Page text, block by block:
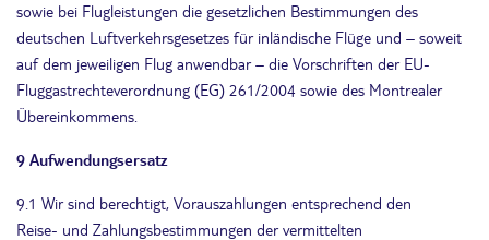
sowie bei Flugleistungen die gesetzlichen Bestimmungen des
deutschen Luftverkehrsgesetzes für inländische Flüge und – soweit
auf dem jeweiligen Flug anwendbar – die Vorschriften der EU-
Fluggastrechteverordnung (EG) 261/2004 sowie des Montrealer
Übereinkommens.
9 Aufwendungsersatz
9.1 Wir sind berechtigt, Vorauszahlungen entsprechend den
Reise- und Zahlungsbestimmungen der vermittelten